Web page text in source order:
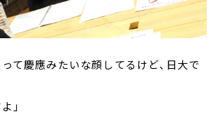
て慶應みたいな顔してるけど、日大で
」